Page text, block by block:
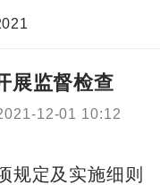
展监督检查
12-01 10:12
规定及实施细则